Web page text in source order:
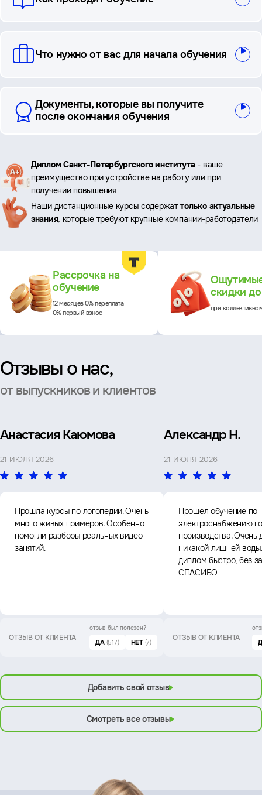
Что нужно от вас для начала обучения
Документы, которые вы получите
после окончания обучения
Ключевые
преимущества
Диплом Санкт-Петербургского института- ваше
преимущество при устройстве на работу или при
получении повышения
Наши дистанционные курсы содержаттолько актуальные
знания, которые требуют крупные компании-работодатели
Рассрочка на
обучение
12 месяцев 0% переплата
0% первый взнос
скидки
при
Отзывы о нас,
от выпускников и клиентов
Анастасия Каюмова
21 ИЮЛЯ 2026
Прошла курсы по логопедии. Очень
много живых примеров. Особенно
помогли разборы реальных видео
занятий.
ОТЗЫВ ОТ КЛИЕНТА
отзыв был полезен?
ДА (517) НЕТ (7)
Александр Н.
21 ИЮЛЯ 2026
Прошел обучение по
электроснабжению
производства. Очень
никакой лишней
диплом быстро, без
СПАСИБО
ОТЗЫВ ОТ КЛИЕНТА
Добавить свой отзыв
Смотреть все отзывы